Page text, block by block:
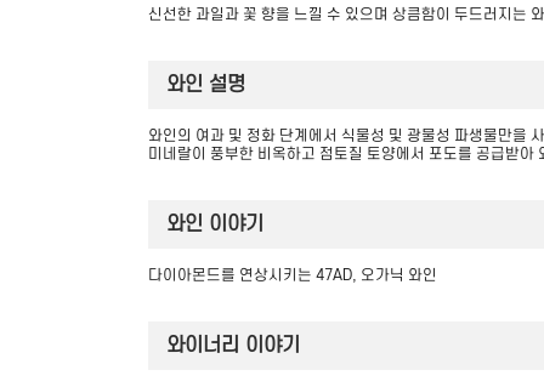
신선한 과일과 꽃 향을 느낄 수 있으며 상큼함이 두드러지는
와인 설명
와인의 여과 및 정화 단계에서 식물성 및 광물성 파생물만을
미네랄이 풍부한 비옥하고 점토질 토양에서 포도를 공급받아
와인 이야기
다이아몬드를 연상시키는 47AD, 오가닉 와인
와이너리 이야기